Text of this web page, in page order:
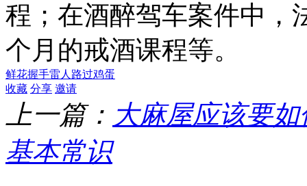
程；在酒醉驾车案件中，
个月的戒酒课程等。
鲜花握手雷人 路过鸡蛋
收藏 分享 邀请
上一篇： 大麻屋应该要
基本常识